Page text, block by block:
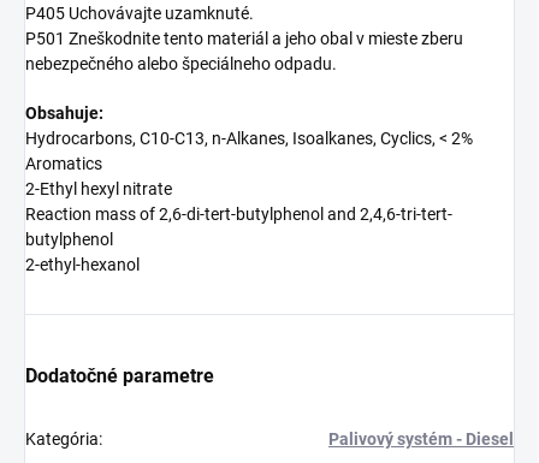
P405 Uchovávajte uzamknuté.
P501 Zneškodnite tento materiál a jeho obal v mieste zberu
nebezpečného alebo špeciálneho odpadu.
Obsahuje:
Hydrocarbons, C10-C13, n-Alkanes, Isoalkanes, Cyclics, < 2%
Aromatics
2-Ethyl hexyl nitrate
Reaction mass of 2,6-di-tert-butylphenol and 2,4,6-tri-tert-
butylphenol
2-ethyl-hexanol
Dodatočné parametre
Kategória: Palivový systém - Diesel